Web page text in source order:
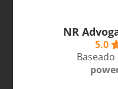
NR
5.0